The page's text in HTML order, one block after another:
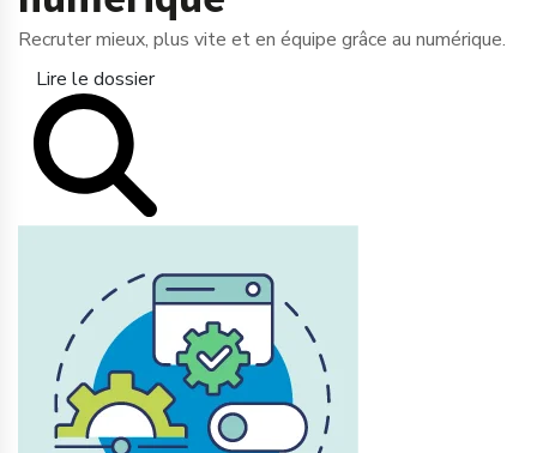
Recruter mieux, plus vite et en équipe grâce au numérique.
Lire le dossier